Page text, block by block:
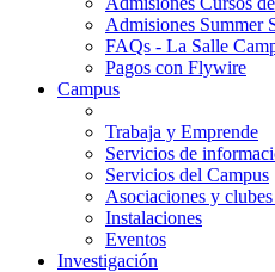
Admisiones Summer
FAQs - La Salle
Pagos con Flywire
Campus
Trabaja y Emprende
Servicios de
Servicios del Campus
Asociaciones y
Instalaciones
Eventos
Investigación